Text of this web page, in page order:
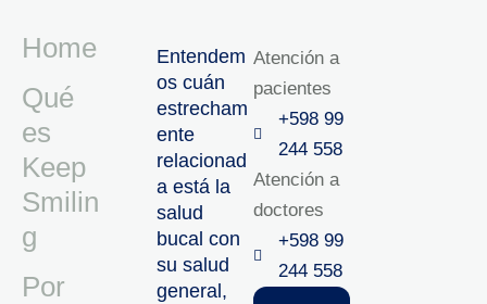
Home
Qué
es
Keep
Smilin
g
Por
Entendem
os cuán
estrecham
ente
relacionad
a está la
salud
bucal con
su salud
general,
Atención a
pacientes
+598 99
244 558
Atención a
doctores
+598 99
244 558‬‬